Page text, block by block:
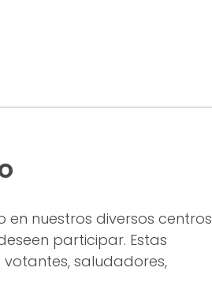
nuestros diversos centros
participar. Estas
saludadores,